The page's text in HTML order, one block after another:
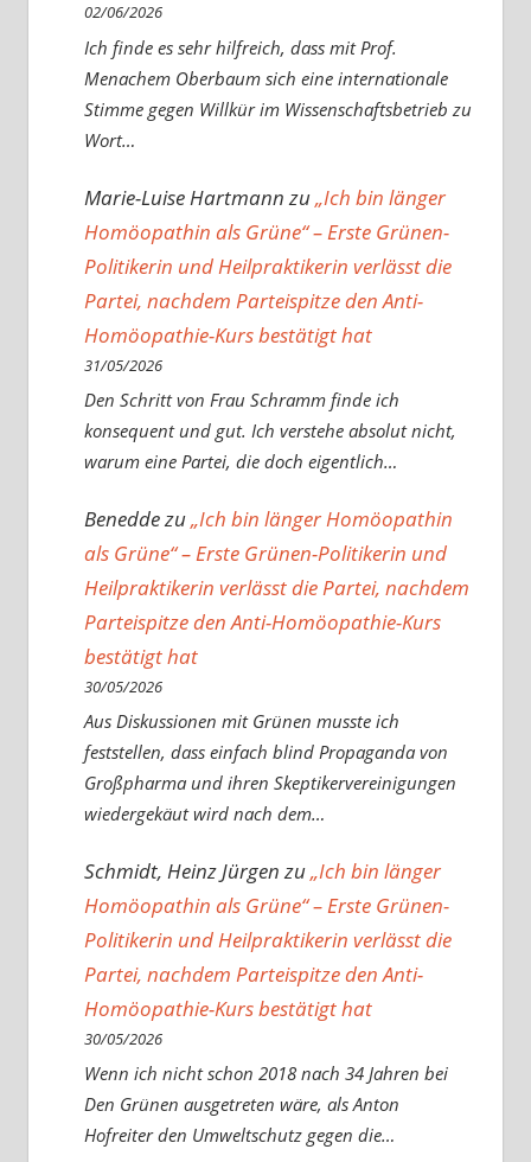
02/06/2026
Ich finde es sehr hilfreich, dass mit Prof.
Menachem Oberbaum sich eine internationale
Stimme gegen Willkür im Wissenschaftsbetrieb zu
Wort…
Marie-Luise Hartmannzu„Ich bin länger
Homöopathin als Grüne“ – Erste Grünen-
Politikerin und Heilpraktikerin verlässt die
Partei, nachdem Parteispitze den Anti-
Homöopathie-Kurs bestätigt hat
31/05/2026
Den Schritt von Frau Schramm finde ich
konsequent und gut. Ich verstehe absolut nicht,
warum eine Partei, die doch eigentlich…
Beneddezu„Ich bin länger Homöopathin
als Grüne“ – Erste Grünen-Politikerin und
Heilpraktikerin verlässt die Partei, nachdem
Parteispitze den Anti-Homöopathie-Kurs
bestätigt hat
30/05/2026
Aus Diskussionen mit Grünen musste ich
feststellen, dass einfach blind Propaganda von
Großpharma und ihren Skeptikervereinigungen
wiedergekäut wird nach dem…
Schmidt, Heinz Jürgenzu„Ich bin länger
Homöopathin als Grüne“ – Erste Grünen-
Politikerin und Heilpraktikerin verlässt die
Partei, nachdem Parteispitze den Anti-
Homöopathie-Kurs bestätigt hat
30/05/2026
Wenn ich nicht schon 2018 nach 34 Jahren bei
Den Grünen ausgetreten wäre, als Anton
Hofreiter den Umweltschutz gegen die…